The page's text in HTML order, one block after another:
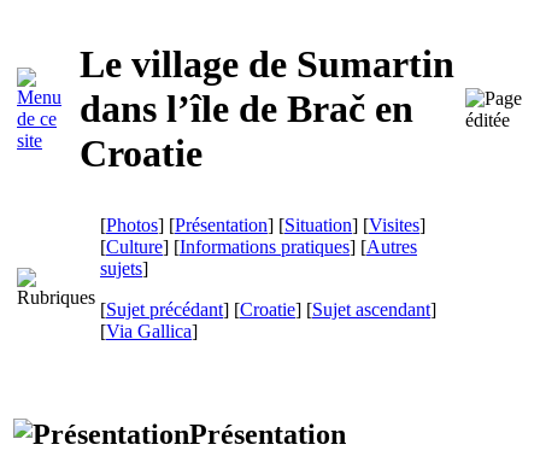
Le village de Sumartin
dans l’île de Brač en
Croatie
[Photos] [Présentation] [Situation] [Visites]
[Culture] [Informations pratiques] [Autres
sujets]
[Sujet précédant] [Croatie] [Sujet ascendant]
[Via Gallica]
Présentation